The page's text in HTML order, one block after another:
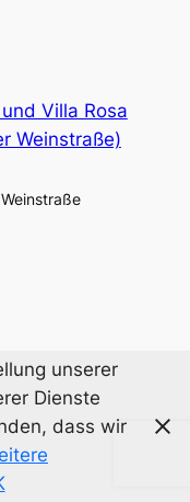
Villa Rosa
Weinstraße)
unserer
Dienste
dass wir